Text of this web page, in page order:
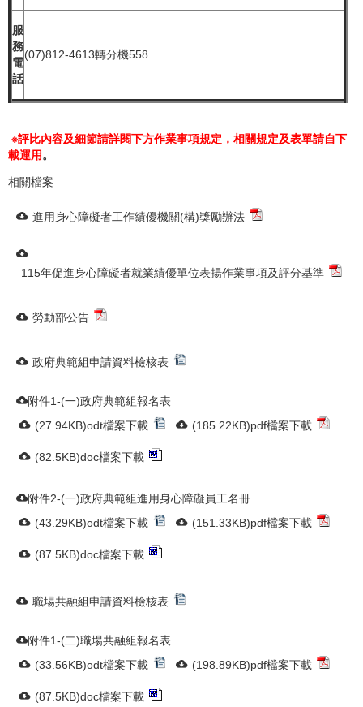
服
務
電
話
(07)812-4613轉分機558
※評比內容及細節請詳閱下方作業事項規定，相關規定及表單請自下
載運用。
相關檔案
進用身心障礙者工作績優機關(構)獎勵辦法
115年促進身心障礙者就業績優單位表揚作業事項及評分基準
勞動部公告
政府典範組申請資料檢核表
附件1-(一)政府典範組報名表
(27.94KB)odt檔案下載
(185.22KB)pdf檔案下載
(82.5KB)doc檔案下載
附件2-(一)政府典範組進用身心障礙員工名冊
(43.29KB)odt檔案下載
(151.33KB)pdf檔案下載
(87.5KB)doc檔案下載
職場共融組申請資料檢核表
附件1-(二)職場共融組報名表
(33.56KB)odt檔案下載
(198.89KB)pdf檔案下載
(87.5KB)doc檔案下載